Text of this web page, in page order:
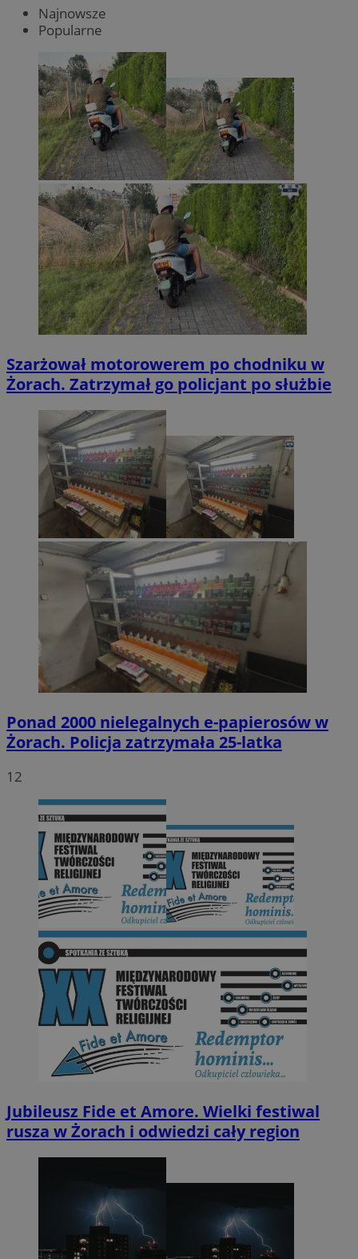
Najnowsze
Popularne
Szarżował motorowerem po chodniku w
Żorach. Zatrzymał go policjant po służbie
Ponad 2000 nielegalnych e-papierosów w
Żorach. Policja zatrzymała 25-latka
12
Jubileusz Fide et Amore. Wielki festiwal
rusza w Żorach i odwiedzi cały region